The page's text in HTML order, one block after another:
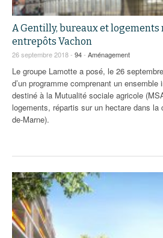
A Gentilly, bureaux et
entrepôts Vachon
26 septembre 2018 - 94- Aménagement
Le groupe Lamotte a posé, le 26
d’un programme comprenant un ensemble
destiné à la Mutualité sociale agricole
logements, répartis sur un hectare dans la
de-Marne).